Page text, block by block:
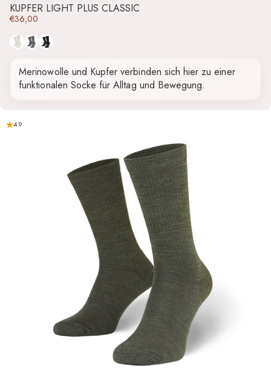
KUPFER LIGHT PLUS CLASSIC
€36,00
Naturweiß
GrauSchwarz
Merinowolle und Kupfer verbinden sich hier zu einer
funktionalen Socke für Alltag und Bewegung.
4.9